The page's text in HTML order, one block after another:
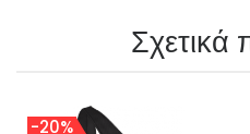
Σχετικά
-20%